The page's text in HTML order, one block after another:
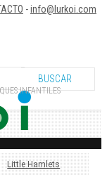
INFANTILES
-info@lurkoi.com
Little Hamlets